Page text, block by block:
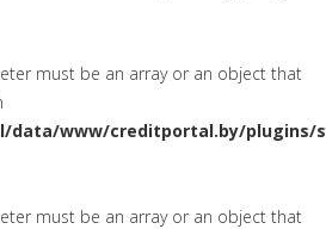
must be an array or an object that
www/creditportal.by/plugins/
must be an array or an object that